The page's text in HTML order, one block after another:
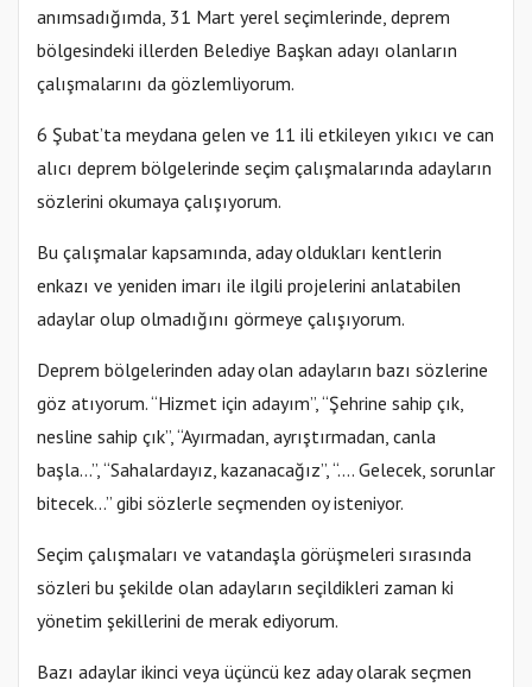
anımsadığımda, 31 Mart yerel seçimlerinde, deprem
bölgesindeki illerden Belediye Başkan adayı olanların
çalışmalarını da gözlemliyorum.
6 Şubat’ta meydana gelen ve 11 ili etkileyen yıkıcı ve can
alıcı deprem bölgelerinde seçim çalışmalarında adayların
sözlerini okumaya çalışıyorum.
Bu çalışmalar kapsamında, aday oldukları kentlerin
enkazı ve yeniden imarı ile ilgili projelerini anlatabilen
adaylar olup olmadığını görmeye çalışıyorum.
Deprem bölgelerinden aday olan adayların bazı sözlerine
göz atıyorum. “Hizmet için adayım”, “Şehrine sahip çık,
nesline sahip çık”, “Ayırmadan, ayrıştırmadan, canla
başla…”, “Sahalardayız, kazanacağız”, “…. Gelecek, sorunlar
bitecek…” gibi sözlerle seçmenden oy isteniyor.
Seçim çalışmaları ve vatandaşla görüşmeleri sırasında
sözleri bu şekilde olan adayların seçildikleri zaman ki
yönetim şekillerini de merak ediyorum.
Bazı adaylar ikinci veya üçüncü kez aday olarak seçmen